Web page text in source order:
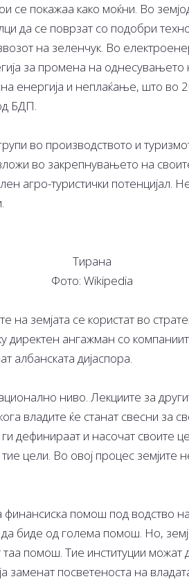
се покажаа како моќни. Во
да се поврзат со подобри
на зеленчук. Во
за промена на однесувањето
енергија и неплаќање, што во
БДП.
во производството и
во закрепнувањето на
агро-туристички потенцијал.
Тирана
Фото: Wikipedia
на земјата се користат во
директен ангажман со
албанската дијаспора.
ниво. Лекциите за
владите ќе станат свесни за
дефинираат и насочат своите
цели. Во овој процес земјите
финансиска помош под водство
биде од голема помош. Но,
таа помош. Тие институции
заменат посветеноста на